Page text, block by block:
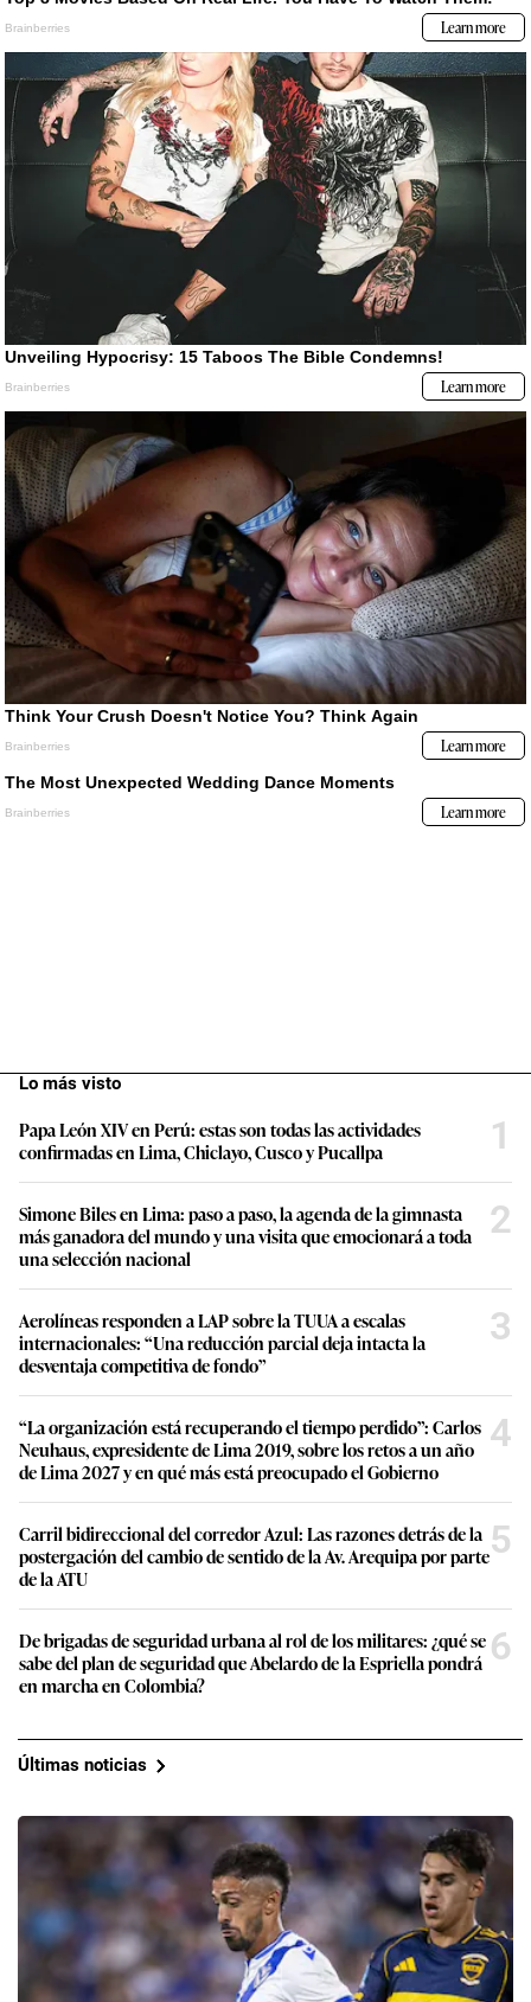
Lo más visto
Papa León XIV en Perú: estas son todas las actividades
confirmadas en Lima, Chiclayo, Cusco y Pucallpa
1
Simone Biles en Lima: paso a paso, la agenda de la gimnasta
más ganadora del mundo y una visita que emocionará a toda
una selección nacional
2
Aerolíneas responden a LAP sobre la TUUA a escalas
internacionales: “Una reducción parcial deja intacta la
desventaja competitiva de fondo”
3
“La organización está recuperando el tiempo perdido”: Carlos
Neuhaus, expresidente de Lima 2019, sobre los retos a un año
de Lima 2027 y en qué más está preocupado el Gobierno
4
Carril bidireccional del corredor Azul: Las razones detrás de la
postergación del cambio de sentido de la Av. Arequipa por parte
de la ATU
5
De brigadas de seguridad urbana al rol de los militares: ¿qué se
sabe del plan de seguridad que Abelardo de la Espriella pondrá
en marcha en Colombia?
6
Últimas noticias